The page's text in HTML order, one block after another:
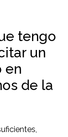
tengo
un
en
de la